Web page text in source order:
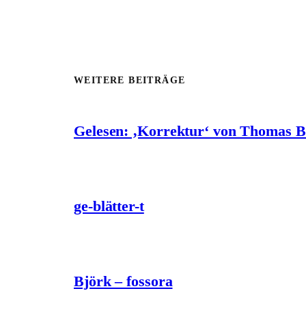
WEITERE BEITRÄGE
Gelesen: ‚Korrektur‘ von Thomas
ge-blätter-t
Björk – fossora